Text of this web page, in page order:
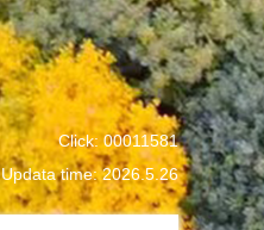
Click:00011581
Updata time:2026.5.26